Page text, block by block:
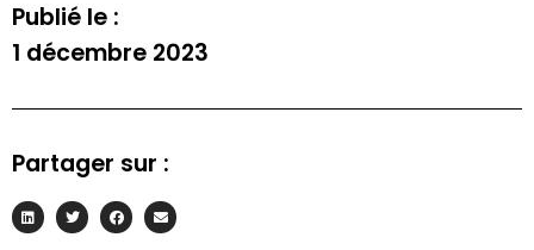
Publié le :
1 décembre 2023
Partager sur :